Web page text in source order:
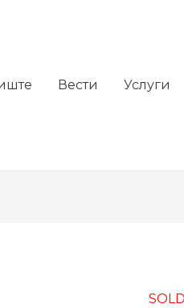
Вести Услуги